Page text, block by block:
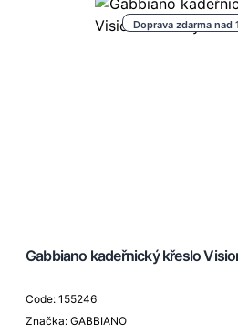
Doprava zdarma nad
Gabbiano kadeřnický křeslo
Code: 155246
Značka: GABBIANO